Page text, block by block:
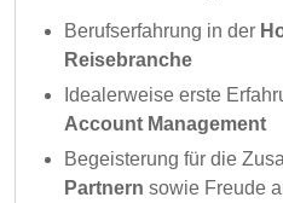
Berufserfahrung in der
Reisebranche
Idealerweise erste
Account Management
Begeisterung für die
Partnern sowie Freude